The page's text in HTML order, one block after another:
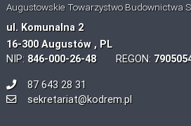
Augustowskie Towarzystwo Budownictwa
ul. Komunalna 2
16-300 Augustów , PL
NIP: 846-000-26-48REGON:
87 643 28 31
sekretariat@kodrem.pl